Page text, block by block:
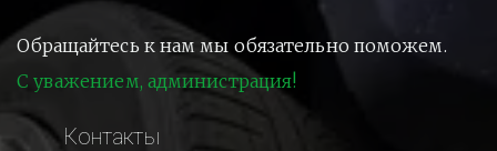
Обращайтесь к нам мы обязательно поможем.
С уважением, администрация!
Контакты